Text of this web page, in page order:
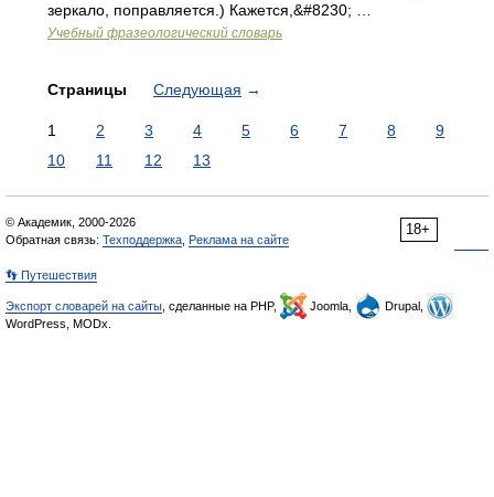
зеркало, поправляется.) Кажется,&#8230; …
Учебный фразеологический словарь
Страницы Следующая →
1 2 3 4 5 6 7 8
9
10
11 12 13
18+
© Академик, 2000-2026
Обратная связь: Техподдержка Реклама на сайте
👣 Путешествия
Экспорт словарей на сайты , сделанные на PHP, Joomla,
Drupal,
WordPress, MODx.